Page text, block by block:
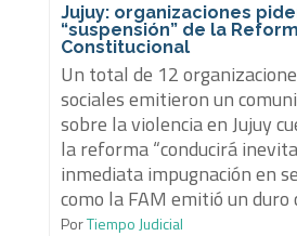
Jujuy: organizaciones
“suspensión” de la
Constitucional
Un total de 12
sociales emitieron un
sobre la violencia en Jujuy
la reforma “conducirá
inmediata impugnación en
como la FAM emitió un duro
PorTiempo Judicial